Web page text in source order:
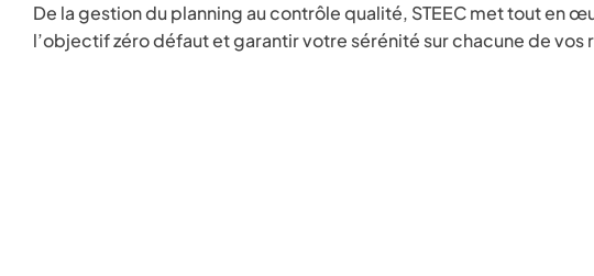
De la gestion du planning au contrôle qualité, STEEC met tout en
l’objectif zéro défaut et garantir votre sérénité sur chacune de vos